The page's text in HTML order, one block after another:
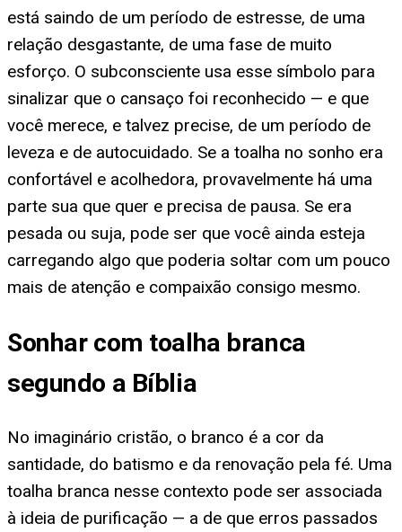
está saindo de um período de estresse, de uma
relação desgastante, de uma fase de muito
esforço. O subconsciente usa esse símbolo para
sinalizar que o cansaço foi reconhecido — e que
você merece, e talvez precise, de um período de
leveza e de autocuidado. Se a toalha no sonho era
confortável e acolhedora, provavelmente há uma
parte sua que quer e precisa de pausa. Se era
pesada ou suja, pode ser que você ainda esteja
carregando algo que poderia soltar com um pouco
mais de atenção e compaixão consigo mesmo.
Sonhar com toalha branca
segundo a Bíblia
No imaginário cristão, o branco é a cor da
santidade, do batismo e da renovação pela fé. Uma
toalha branca nesse contexto pode ser associada
à ideia de purificação — a de que erros passados